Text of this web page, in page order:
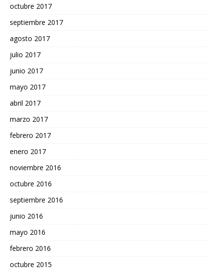
octubre 2017
septiembre 2017
agosto 2017
julio 2017
junio 2017
mayo 2017
abril 2017
marzo 2017
febrero 2017
enero 2017
noviembre 2016
octubre 2016
septiembre 2016
junio 2016
mayo 2016
febrero 2016
octubre 2015